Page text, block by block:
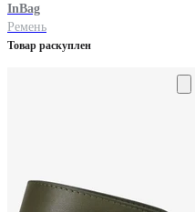
InBag
Ремень
Товар раскуплен